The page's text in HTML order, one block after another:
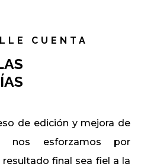
CUENTA
de edición y mejora de
nos esforzamos por
final sea fiel a la